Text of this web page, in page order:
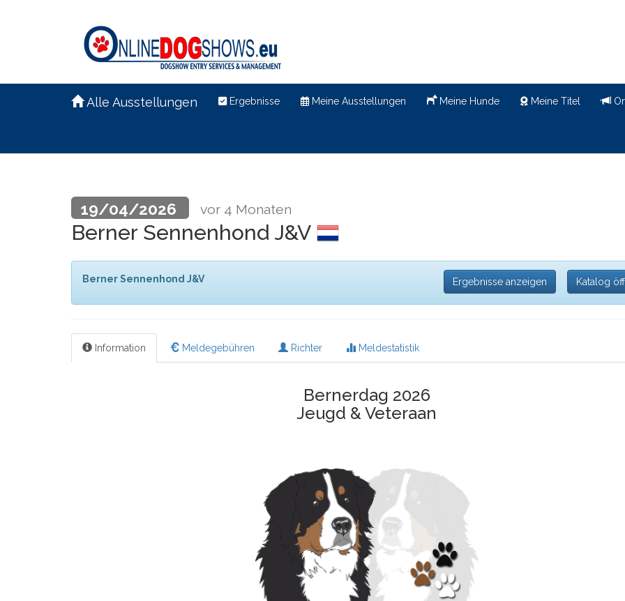
Alle Ausstellungen Ergebnisse Meine Ausstellungen Meine Hunde Meine Titel
19/04/2026 vor 4 Monaten
Berner Sennenhond J&V
Berner Sennenhond J&V Ergebnisse anzeigen Katalog
Information Meldegebühren Richter Meldestatistik
Bernerdag 2026
Jeugd & Veteraan